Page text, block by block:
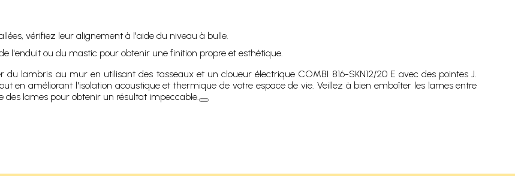
vérifiez leur alignement à l'aide du niveau à bulle.
l'enduit ou du mastic pour obtenir une finition propre et esthétique.
lambris au mur en utilisant des tasseaux et un cloueur électrique COMBI 816-SKN12/20 E avec des pointes J.
en améliorant l'isolation acoustique et thermique de votre espace de vie. Veillez à bien emboîter les lames entre
des lames pour obtenir un résultat impeccable.